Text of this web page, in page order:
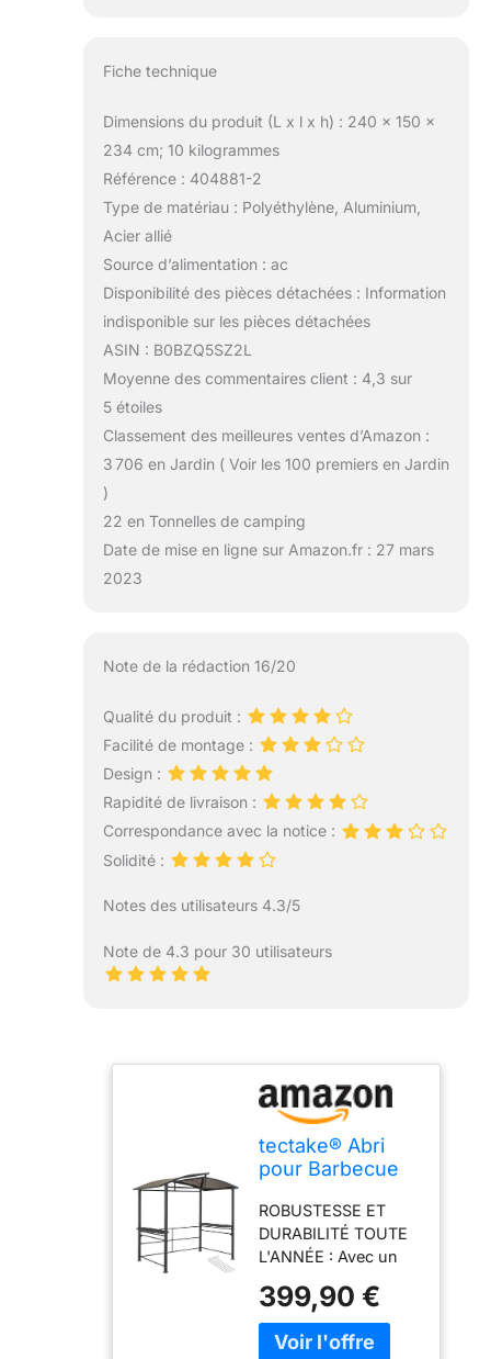
Fiche technique
Dimensions du produit (L x l x h) : 240 x 150 x
234 cm; 10 kilogrammes
Référence : 404881-2
Type de matériau : Polyéthylène, Aluminium,
Acier allié
Source d’alimentation : ac
Disponibilité des pièces détachées : Information
indisponible sur les pièces détachées
ASIN : B0BZQ5SZ2L
Moyenne des commentaires client : 4,3 sur
5 étoiles
Classement des meilleures ventes d’Amazon :
3 706 en Jardin ( Voir les 100 premiers en Jardin
)
22 en Tonnelles de camping
Date de mise en ligne sur Amazon.fr : 27 mars
2023
Note de la rédaction 16/20
Qualité du produit :
Facilité de montage :
Design :
Rapidité de livraison :
Correspondance avec la notice :
Solidité :
Notes des utilisateurs 4.3/5
Note de 4.3 pour 30 utilisateurs
tectake® Abri
pour Barbecue
Jardin
240x150x234cm
en Aluminium
Solide, Résistant
aux
intermpéries,
Montage Facile,
ROBUSTESSE ET
DURABILITÉ TOUTE
L'ANNÉE : Avec un
et acier laqué époxy,
cet abri pour
barbecue promet
399,90 €